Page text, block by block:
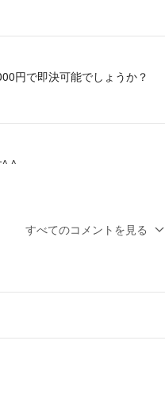
い方になります。
なります。
でご理解お願い致します。
いませ。
に心がけておりますので宜しくお願
円で即決可能でしょうか？
^
すべてのコメントを見る